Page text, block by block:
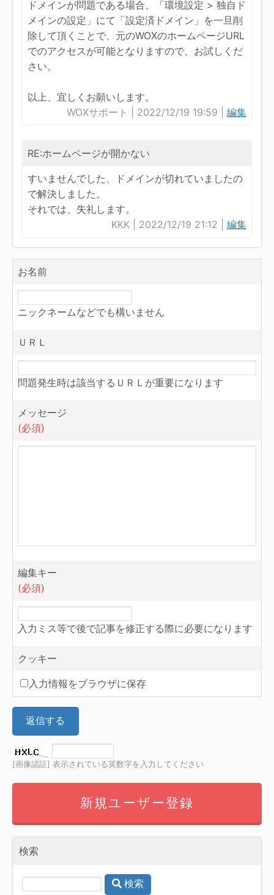
ドメインが問題である場合、「環境設定 > 独自ド
メインの設定」にて「設定済ドメイン」を一旦削
除して頂くことで、元のWOXのホームページURL
でのアクセスが可能となりますので、お試しくだ
さい。
以上、宜しくお願いします。
WOXサポート | 2022/12/19 19:59 | 編集
RE:ホームページが開かない
すいませんでした、ドメインが切れていましたの
で解決しました。
それでは、失礼します。
KKK | 2022/12/19 21:12 | 編集
お名前
ニックネームなどでも構いません
ＵＲＬ
問題発生時は該当するＵＲＬが重要になります
メッセージ
(必須)
編集キー
(必須)
入力ミス等で後で記事を修正する際に必要になります
クッキー
入力情報をブラウザに保存
返信する
[画像認証] 表示されている英数字を入力してください
新規ユーザー登録
検索
検索